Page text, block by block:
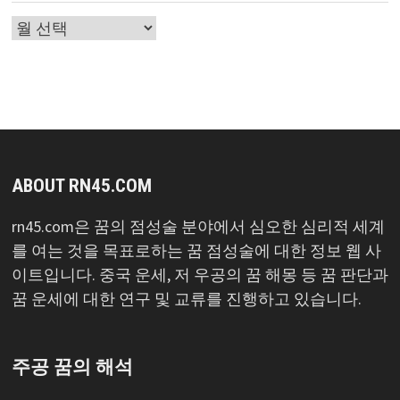
글
ABOUT RN45.COM
rn45.com은 꿈의 점성술 분야에서 심오한 심리적 세계
를 여는 것을 목표로하는 꿈 점성술에 대한 정보 웹 사
이트입니다. 중국 운세, 저 우공의 꿈 해몽 등 꿈 판단과
꿈 운세에 대한 연구 및 교류를 진행하고 있습니다.
주공 꿈의 해석